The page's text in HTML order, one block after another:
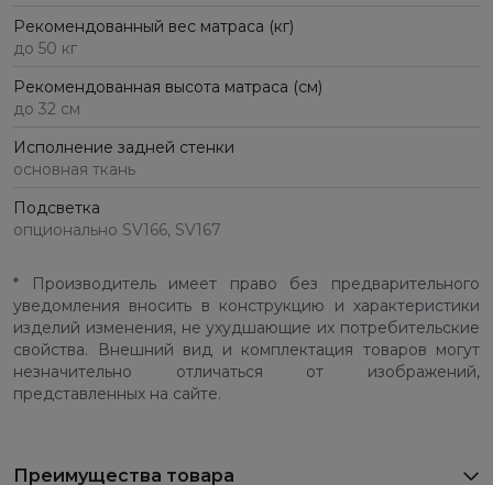
Рекомендованный вес матраса (кг)
до 50 кг
Рекомендованная высота матраса (см)
до 32 см
Исполнение задней стенки
основная ткань
Подсветка
опционально SV166, SV167
* Производитель имеет право без предварительного
уведомления вносить в конструкцию и характеристики
изделий изменения, не ухудшающие их потребительские
свойства. Внешний вид и комплектация товаров могут
незначительно отличаться от изображений,
представленных на сайте.
Преимущества товара